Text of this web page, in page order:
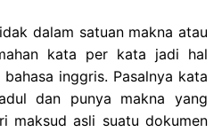
dalam satuan makna atau
kata per kata jadi hal
inggris. Pasalnya kata
dan punya makna yang
maksud asli suatu dokumen